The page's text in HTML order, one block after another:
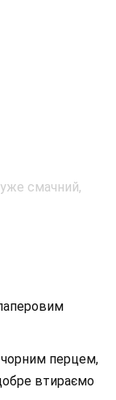
чорним перцем,
втираємо